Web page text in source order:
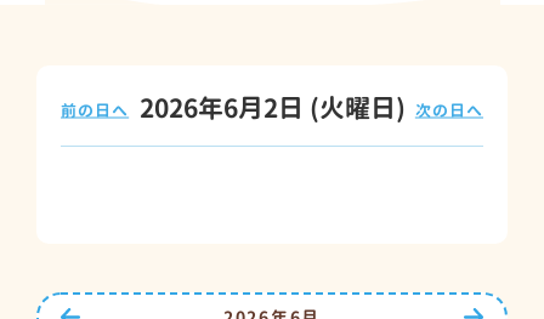
2026年6月2日 (火曜日)
前の日へ 次の日へ